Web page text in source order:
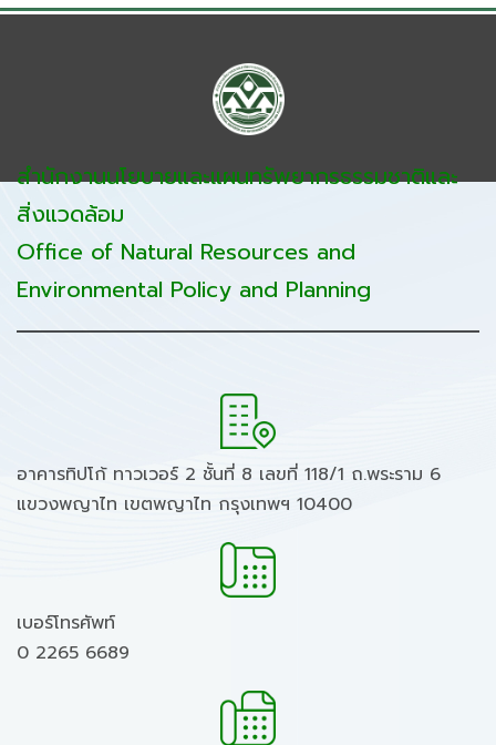
สำนักงานนโยบายและแผนทรัพยากรธรรมชาติและ
สิ่งแวดล้อม
Office of Natural Resources and
Environmental Policy and Planning
อาคารทิปโก้ ทาวเวอร์ 2 ชั้นที่ 8 เลขที่ 118/1 ถ.พระราม 6
แขวงพญาไท เขตพญาไท กรุงเทพฯ 10400
เบอร์โทรศัพท์
0 2265 6689